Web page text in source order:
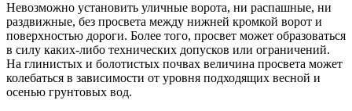
Невозможно установить уличные ворота, ни распашные, ни
раздвижные, без просвета между нижней кромкой ворот и
поверхностью дороги. Более того, просвет может образоваться
в силу каких-либо технических допусков или ограничений.
На глинистых и болотистых почвах величина просвета может
колебаться в зависимости от уровня подходящих весной и
осенью грунтовых вод.